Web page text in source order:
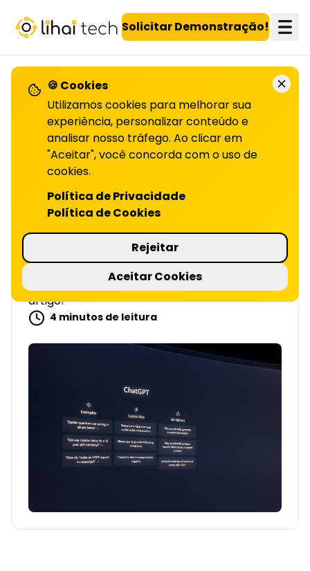
LiHai - Página inicial Solicitar Demonstração!
VOLTAR PARA O BLOG
IA ética: equilibrando
personalização e
privacidade
| LIHAI
A IA traz eficiência, mas desafia ética e
privacidade. Descubra como equilibrar
inovação e humanidade com a LiHai. Leia o
artigo!
4 minutos de leitura
🍪 Cookies
Utilizamos cookies para melhorar sua
experiência, personalizar conteúdo e
analisar nosso tráfego. Ao clicar em
"Aceitar", você concorda com o uso de
cookies.
Política de Privacidade
Política de Cookies
Rejeitar
Aceitar Cookies